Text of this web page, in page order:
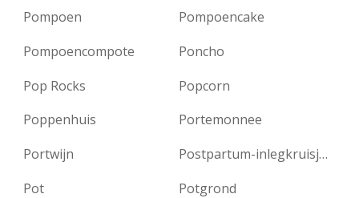
Pompoen
Pompoencake
Pompoencompote
Poncho
Pop Rocks
Popcorn
Poppenhuis
Portemonnee
Portwijn
Postpartum-inlegkruisjes
Pot
Potgrond